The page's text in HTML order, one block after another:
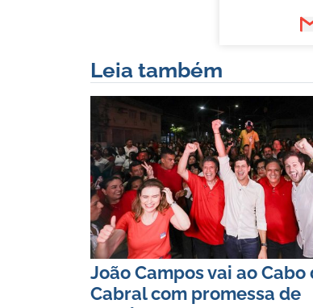
Leia também
João Campos vai ao Cabo
Cabral com promessa de